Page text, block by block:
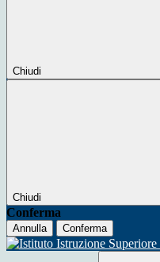
Chiudi
Chiudi
Conferma
Annulla Conferma